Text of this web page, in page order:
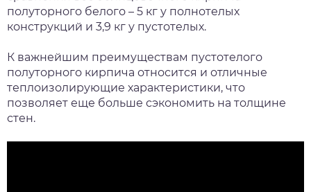
полуторного белого – 5 кг у полнотелых
конструкций и 3,9 кг у пустотелых.
К важнейшим преимуществам пустотелого
полуторного кирпича относится и отличные
теплоизолирующие характеристики, что
позволяет еще больше сэкономить на толщине
стен.